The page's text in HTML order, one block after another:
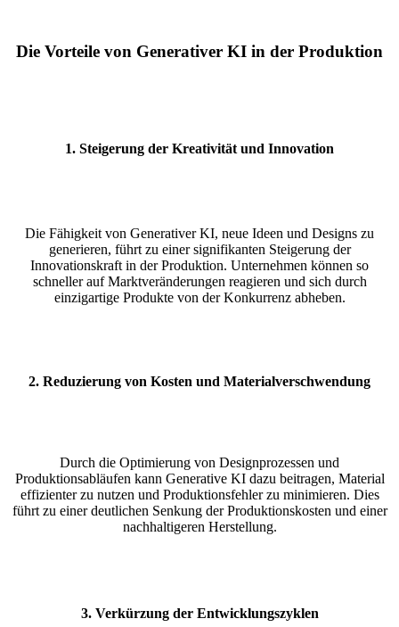
Die Vorteile von Generativer KI in der Produktion
1. Steigerung der Kreativität und Innovation
Die Fähigkeit von Generativer KI, neue Ideen und Designs zu
generieren, führt zu einer signifikanten Steigerung der
Innovationskraft in der Produktion. Unternehmen können so
schneller auf Marktveränderungen reagieren und sich durch
einzigartige Produkte von der Konkurrenz abheben.
2. Reduzierung von Kosten und Materialverschwendung
Durch die Optimierung von Designprozessen und
Produktionsabläufen kann Generative KI dazu beitragen, Material
effizienter zu nutzen und Produktionsfehler zu minimieren. Dies
führt zu einer deutlichen Senkung der Produktionskosten und einer
nachhaltigeren Herstellung.
3. Verkürzung der Entwicklungszyklen